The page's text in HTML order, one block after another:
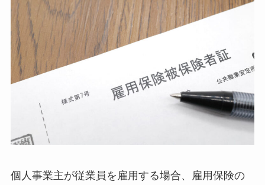
個人事業主が従業員を雇用する場合、雇用保険の